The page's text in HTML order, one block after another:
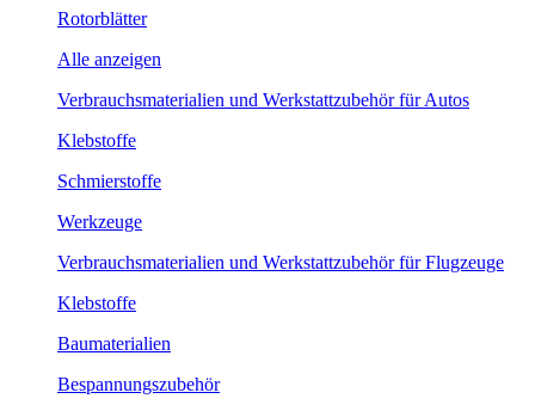
Rotorblätter
Alle anzeigen
Verbrauchsmaterialien und Werkstattzubehör für Autos
Klebstoffe
Schmierstoffe
Werkzeuge
Verbrauchsmaterialien und Werkstattzubehör für Flugzeuge
Klebstoffe
Baumaterialien
Bespannungszubehör